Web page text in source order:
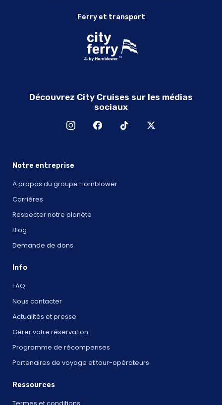
Ferry et transport
Découvrez City Cruises sur les médias
sociaux
Notre entreprise
À propos du groupe Hornblower
Carrières
Respecter notre planète
Blog
Demande de dons
Info
FAQ
Nous contacter
Actualités et presse
Gérer votre réservation
Programme de récompenses
Partenaires de voyage et tour-opérateurs
Ressources